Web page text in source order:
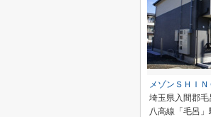
メゾンＳＨＩＮ
埼玉県入間郡
八高線「毛呂